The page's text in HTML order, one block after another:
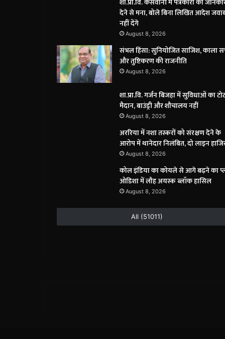
शा.प्रा.वि. केसवानी में पत्रकारों को
देने से मना, बोले बिना लिखित आदेश
नहीं देंगे
August 8, 2026
संभल हिंसा: सुनियोजित साजिश, काला
और तुष्टिकरण की राजनीति
August 8, 2026
शा.प्रा.वि. गर्जन बिजहा में सुविधाओं का
मैदान, बाउंड्री और शौचालय नहीं
August 8, 2026
अररिया में नशा तस्करों को संरक्षण देने के
आरोप में थानेदार निलंबित, दो लाइन
August 8, 2026
कोल इंडिया का कोयले से आगे बढ़ने का
ओडिशा में लौह अयस्क ब्लॉक हासिल
August 8, 2026
All (51011)